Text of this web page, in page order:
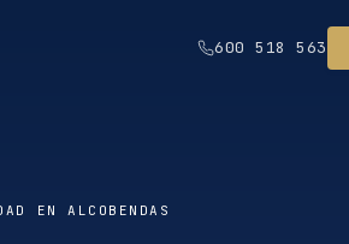
600 518 563
EN ALCOBENDAS